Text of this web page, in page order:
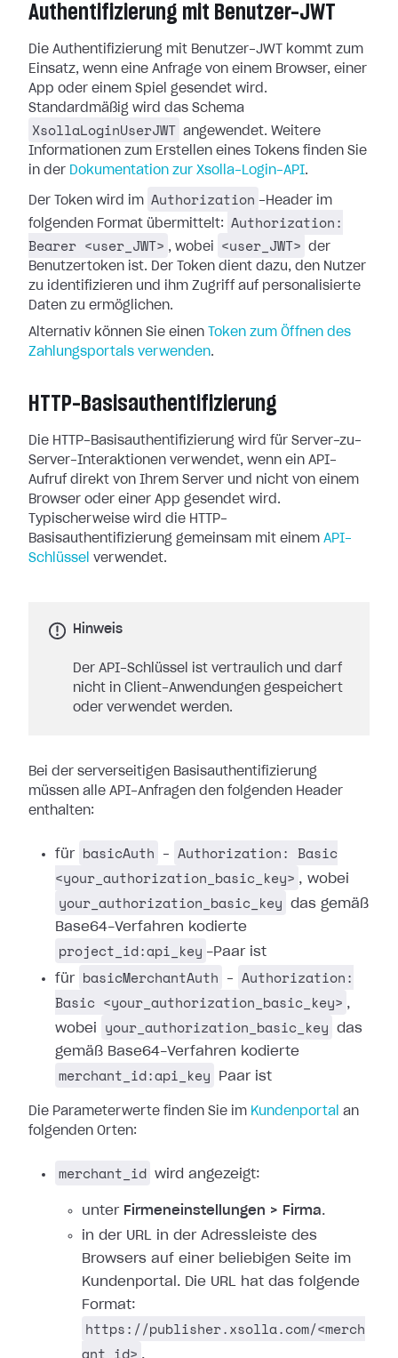
Authentifizierung mit Benutzer-JWT
Die Authentifizierung mit Benutzer-JWT kommt zum
Einsatz, wenn eine Anfrage von einem Browser, einer
App oder einem Spiel gesendet wird.
Standardmäßig wird das Schema
XsollaLoginUserJWT angewendet. Weitere
Informationen zum Erstellen eines Tokens finden Sie
in der Dokumentation zur Xsolla-Login-API.
Der Token wird im Authorization -Header im
folgenden Format übermittelt:
Authorization:
Bearer <user_JWT> , wobei <user_JWT>
der
Benutzertoken ist. Der Token dient dazu, den Nutzer
zu identifizieren und ihm Zugriff auf personalisierte
Daten zu ermöglichen.
Alternativ können Sie einen
Token zum Öffnen des
Zahlungsportals verwenden.
HTTP-Basisauthentifizierung
Die HTTP-Basisauthentifizierung wird für Server-zu-
Server-Interaktionen verwendet, wenn ein API-
Aufruf direkt von Ihrem Server und nicht von einem
Browser oder einer App gesendet wird.
Typischerweise wird die HTTP-
Basisauthentifizierung gemeinsam mit einem API-
Schlüssel verwendet.
Hinweis
Der API-Schlüssel ist vertraulich und darf
nicht in Client-Anwendungen gespeichert
oder verwendet werden.
Bei der serverseitigen Basisauthentifizierung
müssen alle API-Anfragen den folgenden Header
enthalten:
für basicAuth –
Authorization: Basic
<your_authorization_basic_key> , wobei
your_authorization_basic_key
das gemäß
Base64-Verfahren kodierte
project_id:api_key -Paar ist
für basicMerchantAuth –
Authorization:
Basic <your_authorization_basic_key> ,
wobei
your_authorization_basic_key
das
gemäß Base64-Verfahren kodierte
merchant_id:api_key Paar ist
Die Parameterwerte finden Sie im Kundenportal an
folgenden Orten:
merchant_id wird angezeigt:
unter Firmeneinstellungen > Firma.
in der URL in der Adressleiste des
Browsers auf einer beliebigen Seite im
Kundenportal. Die URL hat das folgende
Format:
https://publisher.xsolla.com/<merch
ant_id> .